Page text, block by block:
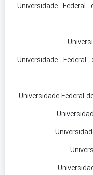
Universidade
Universidade
Universidade Federal